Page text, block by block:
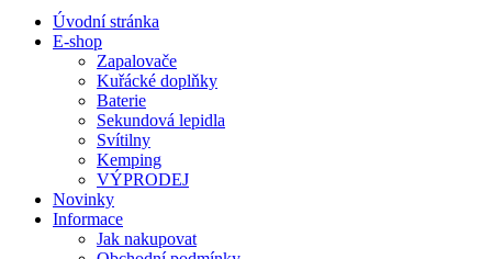
Úvodní stránka
E-shop
Zapalovače
Kuřácké doplňky
Baterie
Sekundová lepidla
Svítilny
Kemping
VÝPRODEJ
Novinky
Informace
Jak nakupovat